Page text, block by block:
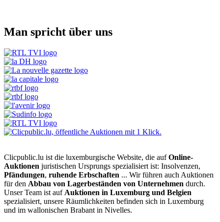
Man spricht über uns
Clicpublic.lu ist die luxemburgische Website, die aufOnline-
Auktionen juristischen Ursprungs spezialisiert ist: Insolvenzen,
Pfändungen, ruhende Erbschaften ... Wir führen auch Auktionen
für den Abbau von Lagerbeständen von Unternehmen durch.
Unser Team ist auf Auktionen in Luxemburg und Belgien
spezialisiert, unsere Räumlichkeiten befinden sich in Luxemburg
und im wallonischen Brabant in Nivelles.